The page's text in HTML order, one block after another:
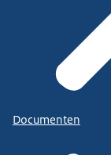
Documenten